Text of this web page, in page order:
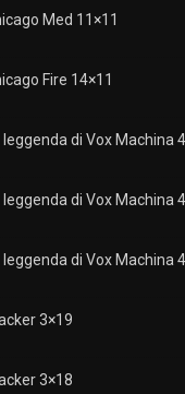
Med 11×11
Fire 14×11
leggenda di Vox Machina
leggenda di Vox Machina
leggenda di Vox Machina
3×19
3×18